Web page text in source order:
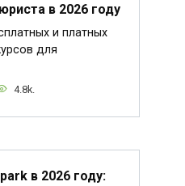
в 2026 году
и платных
для
4.8k.
в 2026 году: